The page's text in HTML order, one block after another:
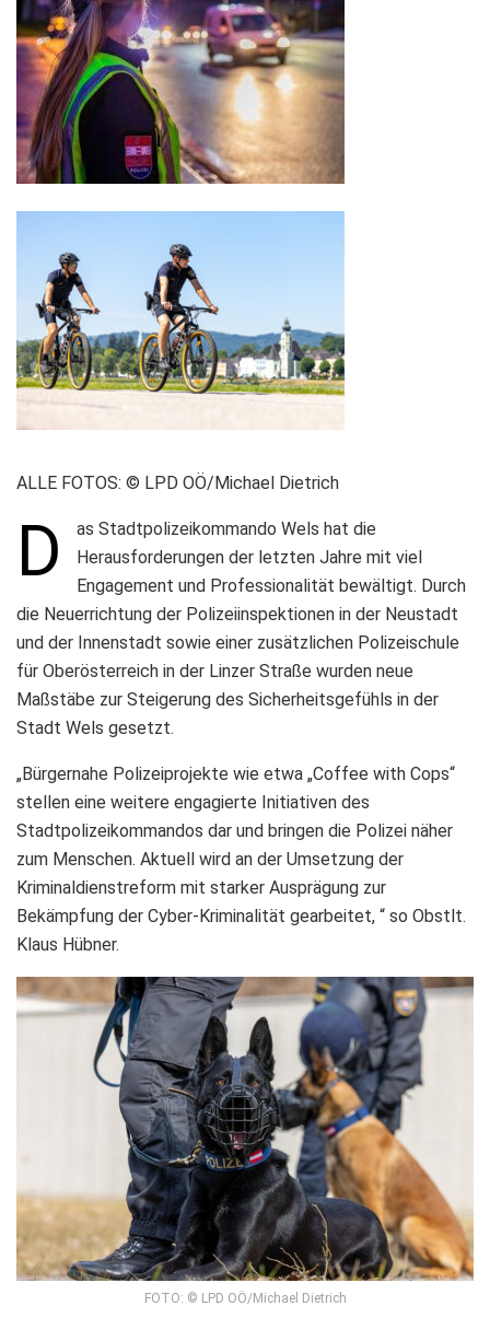
ALLE FOTOS: © LPD OÖ/Michael Dietrich
D
as Stadtpolizeikommando Wels hat die
Herausforderungen der letzten Jahre mit viel
Engagement und Professionalität bewältigt. Durch
die Neuerrichtung der Polizeiinspektionen in der Neustadt
und der Innenstadt sowie einer zusätzlichen Polizeischule
für Oberösterreich in der Linzer Straße wurden neue
Maßstäbe zur Steigerung des Sicherheitsgefühls in der
Stadt Wels gesetzt.
„Bürgernahe Polizeiprojekte wie etwa „Coffee with Cops“
stellen eine weitere engagierte Initiativen des
Stadtpolizeikommandos dar und bringen die Polizei näher
zum Menschen. Aktuell wird an der Umsetzung der
Kriminaldienstreform mit starker Ausprägung zur
Bekämpfung der Cyber-Kriminalität gearbeitet, “ so Obstlt.
Klaus Hübner.
FOTO: © LPD OÖ/Michael Dietrich